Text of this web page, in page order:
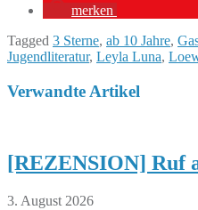
merken
Tagged 3 Sterne, ab 10 Jahre,
Jugendliteratur, Leyla Luna,
Verwandte Artikel
[REZENSION] Ruf
3. August 2026